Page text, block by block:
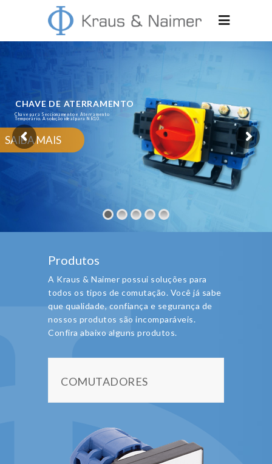
CHAVE DE ATERRAMENTO
Chave para Seccionamento e Aterramento
Temporário. A solução ideal para NR10.
SAIBA MAIS
Produtos
A Kraus & Naimer possui soluções para
todos os tipos de comutação. Você já sabe
que qualidade, confiança e segurança de
nossos produtos são incomparáveis.
Confira abaixo alguns produtos.
COMUTADORES